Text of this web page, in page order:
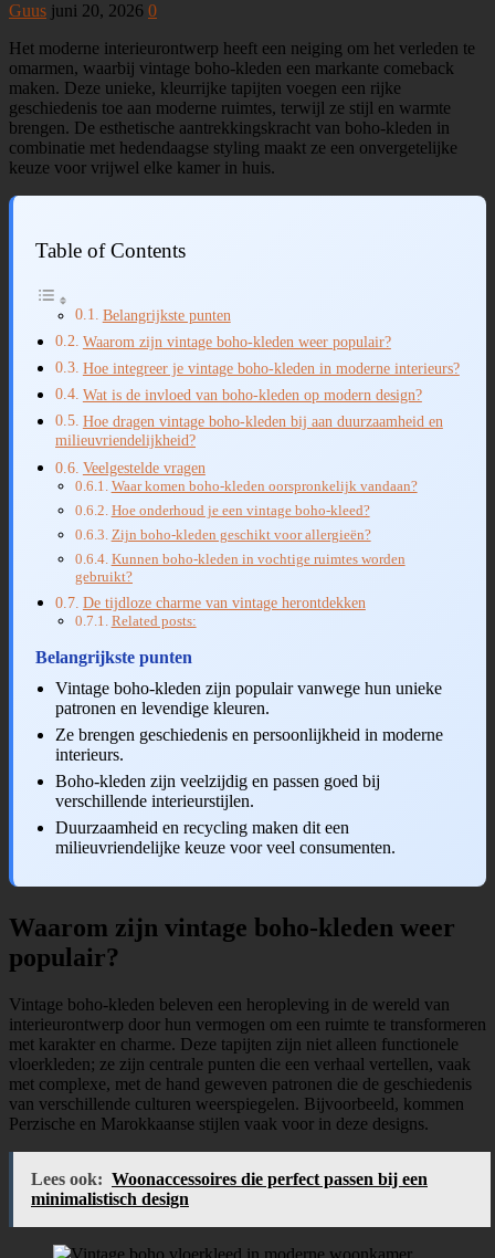
Guus juni 20, 2026 0
Het moderne interieurontwerp heeft een neiging om het verleden te
omarmen, waarbij vintage boho-kleden een markante comeback
maken. Deze unieke, kleurrijke tapijten voegen een rijke
geschiedenis toe aan moderne ruimtes, terwijl ze stijl en warmte
brengen. De esthetische aantrekkingskracht van boho-kleden in
combinatie met hedendaagse styling maakt ze een onvergetelijke
keuze voor vrijwel elke kamer in huis.
Table of Contents
Belangrijkste punten
Waarom zijn vintage boho-kleden weer populair?
Hoe integreer je vintage boho-kleden in moderne interieurs?
Wat is de invloed van boho-kleden op modern design?
Hoe dragen vintage boho-kleden bij aan duurzaamheid en
milieuvriendelijkheid?
Veelgestelde vragen
Waar komen boho-kleden oorspronkelijk vandaan?
Hoe onderhoud je een vintage boho-kleed?
Zijn boho-kleden geschikt voor allergieën?
Kunnen boho-kleden in vochtige ruimtes worden
gebruikt?
De tijdloze charme van vintage herontdekken
Related posts:
Belangrijkste punten
Vintage boho-kleden zijn populair vanwege hun unieke
patronen en levendige kleuren.
Ze brengen geschiedenis en persoonlijkheid in moderne
interieurs.
Boho-kleden zijn veelzijdig en passen goed bij
verschillende interieurstijlen.
Duurzaamheid en recycling maken dit een
milieuvriendelijke keuze voor veel consumenten.
Waarom zijn vintage boho-kleden weer
populair?
Vintage boho-kleden beleven een heropleving in de wereld van
interieurontwerp door hun vermogen om een ruimte te transformeren
met karakter en charme. Deze tapijten zijn niet alleen functionele
vloerkleden; ze zijn centrale punten die een verhaal vertellen, vaak
met complexe, met de hand geweven patronen die de geschiedenis
van verschillende culturen weerspiegelen. Bijvoorbeeld, kommen
Perzische en Marokkaanse stijlen vaak voor in deze designs.
Lees ook: Woonaccessoires die perfect passen bij een
minimalistisch design